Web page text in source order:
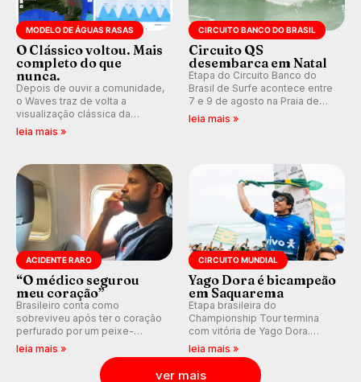
MODELO DE ÁGUAS RASAS
O Clássico voltou. Mais
completo do que
nunca.
Depois de ouvir a comunidade,
o Waves traz de volta a
visualização clássica da
previsão de águas rasas,
ondas para até 16 dias.
leia mais »
CIRCUITO BANCO DO BRASIL
Circuito QS
desembarca em Natal
Etapa do Circuito Banco do
Brasil de Surfe acontece entre
7 e 9 de agosto na Praia de
Miami (RN), em disputas
leia mais »
ACIDENTE RARO
“O médico segurou
meu coração”
Brasileiro conta como
sobreviveu após ter o coração
perfurado por um peixe-
agulha enquanto surfava na
leia mais »
CIRCUITO MUNDIAL
Yago Dora é bicampeão
em Saquarema
Etapa brasileira do
Championship Tour termina
com vitória de Yago Dora.
Sawyer Lindblad vence entre
as mulheres e Leonardo
Fioravanti assume liderança do
leia mais »
ver mais